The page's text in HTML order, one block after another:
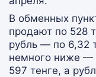
В обменных
продают по 528
рубль — по 6,32
немного ниже —
597 тенге, а